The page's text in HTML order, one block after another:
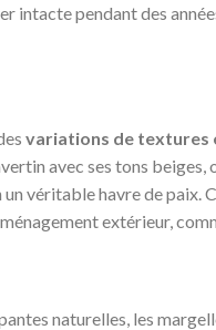
intacte pendant des
variations de textures
avec ses tons
véritable havre de paix.
extérieur,
naturelles, les